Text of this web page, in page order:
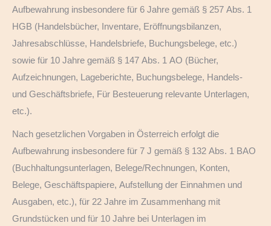
Aufbewahrung insbesondere für 6 Jahre gemäß § 257 Abs. 1
HGB (Handelsbücher, Inventare, Eröffnungsbilanzen,
Jahresabschlüsse, Handelsbriefe, Buchungsbelege, etc.)
sowie für 10 Jahre gemäß § 147 Abs. 1 AO (Bücher,
Aufzeichnungen, Lageberichte, Buchungsbelege, Handels-
und Geschäftsbriefe, Für Besteuerung relevante Unterlagen,
etc.).
Nach gesetzlichen Vorgaben in Österreich erfolgt die
Aufbewahrung insbesondere für 7 J gemäß § 132 Abs. 1 BAO
(Buchhaltungsunterlagen, Belege/Rechnungen, Konten,
Belege, Geschäftspapiere, Aufstellung der Einnahmen und
Ausgaben, etc.), für 22 Jahre im Zusammenhang mit
Grundstücken und für 10 Jahre bei Unterlagen im